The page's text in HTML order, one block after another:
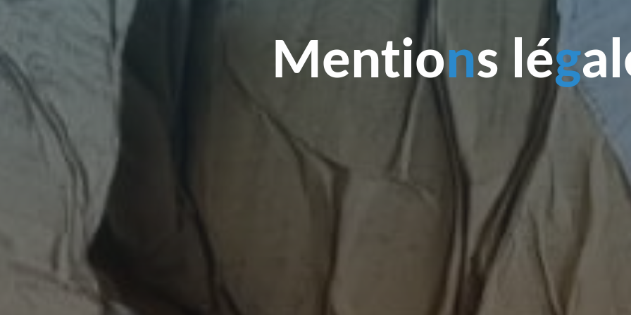
Mentions légal